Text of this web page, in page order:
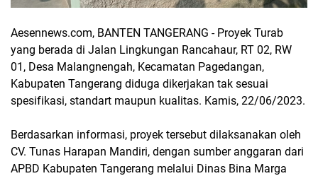
Aesennews.com, BANTEN TANGERANG - Proyek Turab
yang berada di Jalan Lingkungan Rancahaur, RT 02, RW
01, Desa Malangnengah, Kecamatan Pagedangan,
Kabupaten Tangerang diduga dikerjakan tak sesuai
spesifikasi, standart maupun kualitas. Kamis, 22/06/2023.
Berdasarkan informasi, proyek tersebut dilaksanakan oleh
CV. Tunas Harapan Mandiri, dengan sumber anggaran dari
APBD Kabupaten Tangerang melalui Dinas Bina Marga